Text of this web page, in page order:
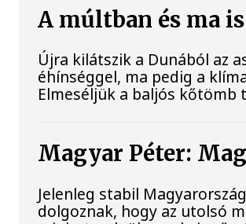
A múltban és ma
Újra kilátszik a Dunából az
éhínséggel, ma pedig a
Elmeséljük a baljós kőtömb
Magyar Péter:
Jelenleg stabil
dolgoznak, hogy az utolsó